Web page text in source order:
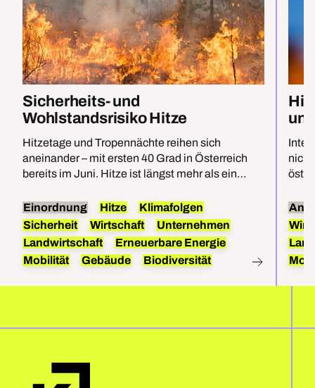
Sicherheits- und
Wohlstandsrisiko Hitze
Hitzetage und Tropennächte reihen sich
aneinander – mit ersten 40 Grad in Österreich
bereits im Juni. Hitze ist längst mehr als ein
Sicherheit und den Wohlstand im Land. Für
effektiven Hitzeschutz braucht es beides:
Anpassungen und die Befreiung von Öl, Kohle
und Gas.
Einordnung Hitze
Klimafolgen
Sicherheit
Wirtschaft
Unternehmen
Landwirtschaft
Erneuerbare Energie
Mobilität
Gebäude Biodiversität
nicht